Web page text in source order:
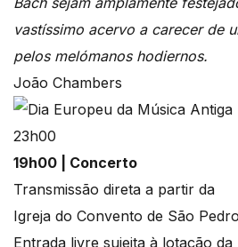
vastíssimo acervo a carecer de
pelos melómanos hodiernos.
João Chambers
19h00 | Concerto
Transmissão direta a partir da
Igreja do Convento de São
Entrada livre sujeita à lotação da